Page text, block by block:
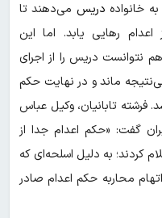
خانواده دریس می‌دهند تا
رهایی یابد. اما این
نتوانست دریس را از اجرای
ماند و در نهایت حکم
فرشته تابانیان، وکیل عباس
گفت: «حکم اعدام جدا از
کردند؛ به دلیل اسلحه‌ای که
محاربه حکم اعدام صادر